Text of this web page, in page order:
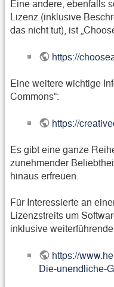
Eine andere, ebenfalls
Lizenz (inklusive
das nicht tut), ist
https://
Eine weitere wichtige
Commons“:
https://
Es gibt eine ganze
zunehmender
hinaus erfreuen.
Für Interessierte an
Lizenzstreits um
inklusive
https://
Die-unendliche-